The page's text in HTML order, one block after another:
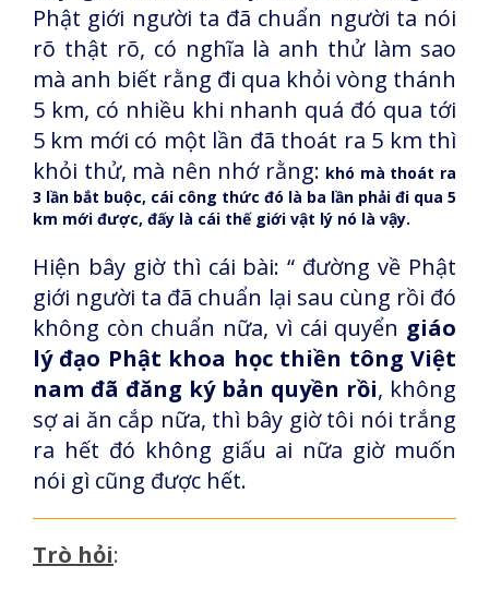
Phật giới người ta đã chuẩn người ta nói
rõ thật rõ, có nghĩa là anh thử làm sao
mà anh biết rằng đi qua khỏi vòng thánh
5 km, có nhiều khi nhanh quá đó qua tới
5 km mới có một lần đã thoát ra 5 km thì
khỏi thử, mà nên nhớ rằng: khó mà thoát ra
3 lần bắt buộc, cái công thức đó là ba lần phải đi qua 5
km mới được, đấy là cái thế giới vật lý nó là vậy.
Hiện bây giờ thì cái bài: “ đường về Phật
giới người ta đã chuẩn lại sau cùng rồi đó
không còn chuẩn nữa, vì cái quyển giáo
lý đạo Phật khoa học thiền tông Việt
nam đã đăng ký bản quyền rồi, không
sợ ai ăn cắp nữa, thì bây giờ tôi nói trắng
ra hết đó không giấu ai nữa giờ muốn
nói gì cũng được hết.
Trò hỏi: